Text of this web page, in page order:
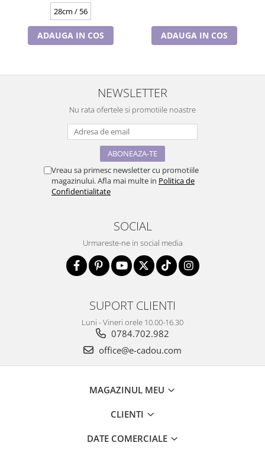
28cm / 56
ADAUGA IN COS ADAUGA IN COS
NEWSLETTER
Nu rata ofertele si promotiile noastre
Vreau sa primesc newsletter cu promotiile
magazinului. Afla mai multe in Politica de
Confidentialitate
SOCIAL
Urmareste-ne in social media
SUPORT CLIENTI
Luni - Vineri orele 10.00-16.30
0784.702.982
office@e-cadou.com
MAGAZINUL MEU
CLIENTI
DATE COMERCIALE